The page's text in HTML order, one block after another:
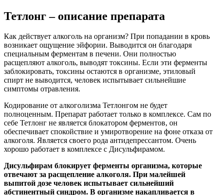
Тетлонг – описание препарата
Как действует алкоголь на организм? При попадании в кровь
возникает ощущение эйфории. Выводится он благодаря
специальным ферментам в печени. Они полностью
расщепляют алкоголь, выводят токсины. Если эти ферменты
заблокировать, токсины остаются в организме, этиловый
спирт не выводится, человек испытывает сильнейшие
симптомы отравления.
Кодирование от алкоголизма Тетлонгом не будет
полноценным. Препарат работает только в комплексе. Сам по
себе Тетлонг не является блокатором ферментов, он
обеспечивает спокойствие и умиротворение на фоне отказа от
алкоголя. Является своего рода антидепрессантом. Очень
хорошо работает в комплексе с Дисульфирамом.
Дисульфирам блокирует ферменты организма, которые
отвечают за расщепление алкоголя. При малейшей
выпитой дозе человек испытывает сильнейший
абстинентный синдром. В организме накапливается в